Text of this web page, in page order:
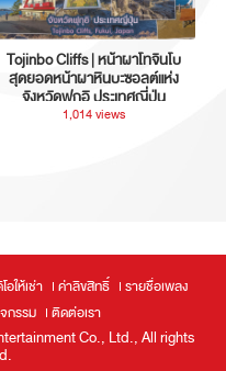
Tojinbo Cliffs | หน้าผาโทจินโบ
สุดยอดหน้าผาหินบะซอลต์แห่ง
จังหวัดฟุกุอิ ประเทศญี่ปุ่น
1,014 views
อให้เช่า ค่าลิขสิทธิ์
รายชื่อเพลง
กรรม ติดต่อเรา
Co., Ltd., All rights